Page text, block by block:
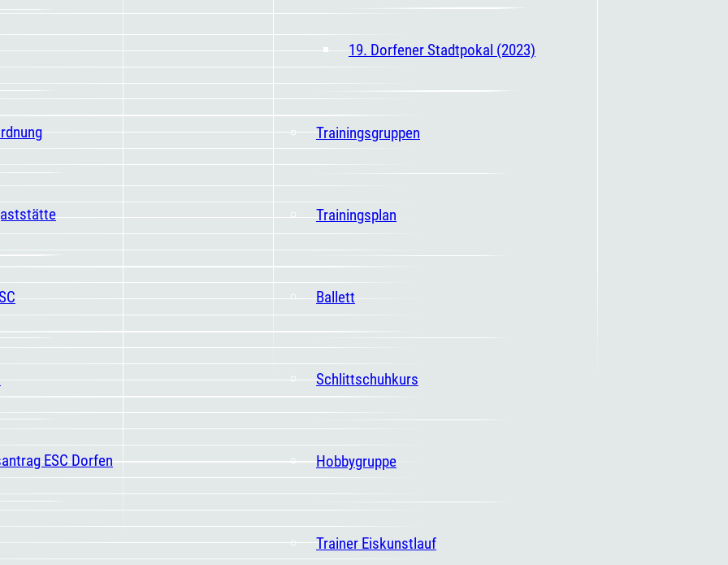
19. Dorfener Stadtpokal (2023)
Trainingsgruppen
Trainingsplan
Ballett
Schlittschuhkurs
Hobbygruppe
Trainer Eiskunstlauf
ESC Dorfen